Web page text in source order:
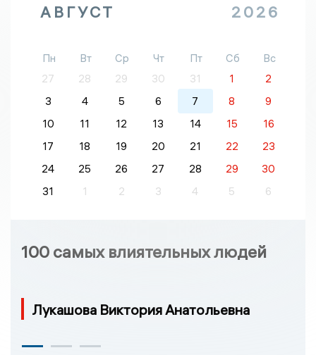
АВГУСТ 2026
Пн Вт Ср Чт Пт Сб
Вс
27
28 29 30 31 1
2
3
4 5 6 7 8
9
10
11 12 13 14 15
16
17
18 19 20 21 22
23
24
25 26 27 28 29
30
31
1 2 3 4 5 6
100 самых влиятельных людей
Лукашова Виктория Анатольевна